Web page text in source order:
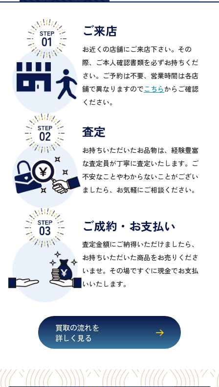
ご来店
お近くの店舗にご来店下さい。その
際、ご本人確認書類を必ずお持ちくだ
さい。ご予約は不要、営業時間は各店
舗で異なりますのでこちらからご確認
ください。
査定
お持ちいただいたお品物は、経験豊富
な査定員が丁寧に査定いたします。ご
不安なことやわからないことがござい
ましたら、お気軽にご相談ください。
ご成約・お支払い
査定金額にご納得いただけましたら、
お持ちいただいた商品をお売りくださ
いませ。その場ですぐに現金でお支払
いいたします。
買取の流れを
詳しく見る